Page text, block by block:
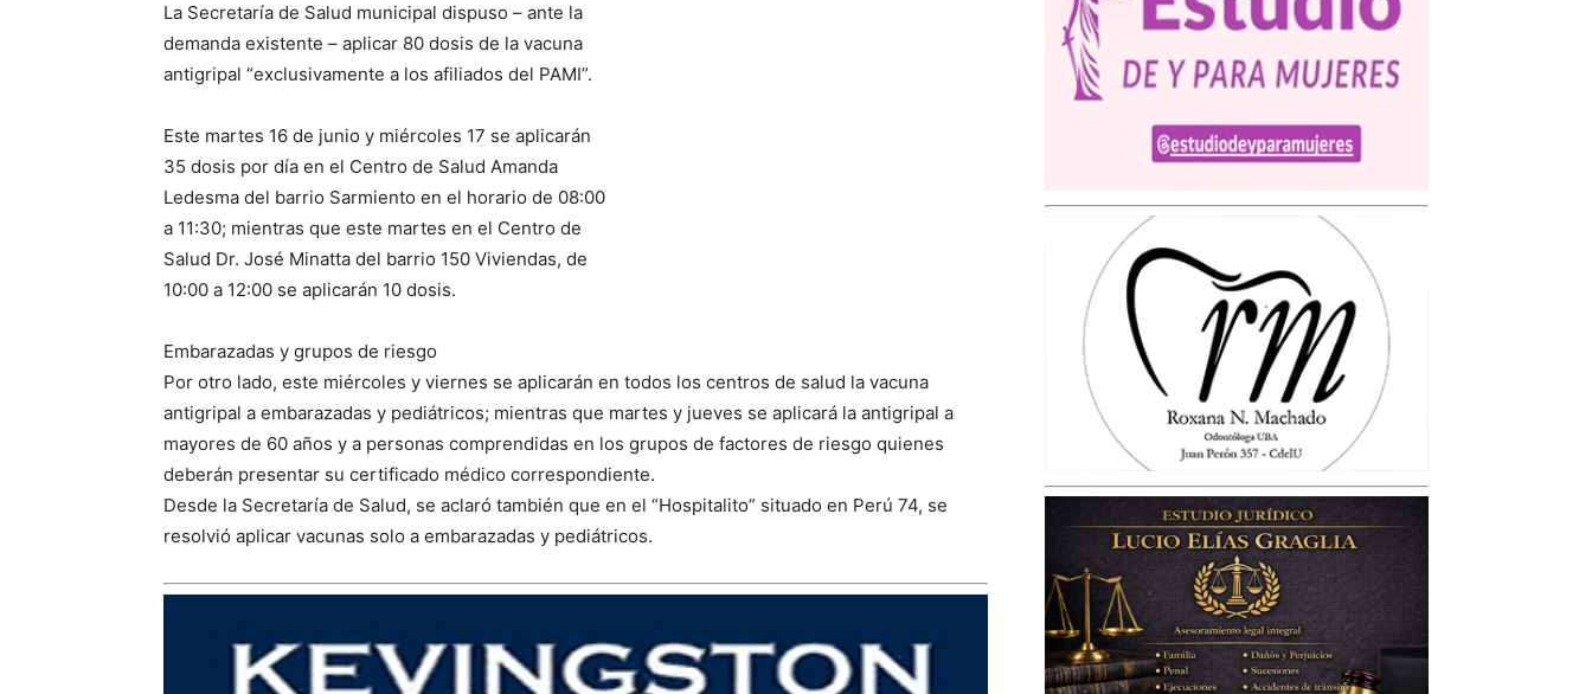
La Secretaría de Salud municipal dispuso – ante la
demanda existente – aplicar 80 dosis de la vacuna
antigripal “exclusivamente a los afiliados del PAMI”.
Este martes 16 de junio y miércoles 17 se aplicarán
35 dosis por día en el Centro de Salud Amanda
Ledesma del barrio Sarmiento en el horario de 08:00
a 11:30; mientras que este martes en el Centro de
Salud Dr. José Minatta del barrio 150 Viviendas, de
10:00 a 12:00 se aplicarán 10 dosis.
Embarazadas y grupos de riesgo
Por otro lado, este miércoles y viernes se aplicarán en todos los centros de salud la vacuna
antigripal a embarazadas y pediátricos; mientras que martes y jueves se aplicará la antigripal a
mayores de 60 años y a personas comprendidas en los grupos de factores de riesgo quienes
deberán presentar su certificado médico correspondiente.
Desde la Secretaría de Salud, se aclaró también que en el “Hospitalito” situado en Perú 74, se
resolvió aplicar vacunas solo a embarazadas y pediátricos.